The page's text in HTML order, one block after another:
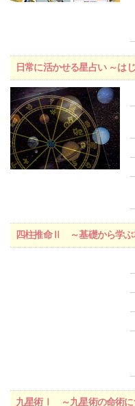
日常に活かせる星占い ～は
四柱推命Ⅱ ～基礎から学ぶ
九星術Ⅰ ～九星術の命術に